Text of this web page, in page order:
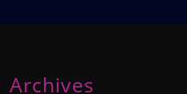
Archives